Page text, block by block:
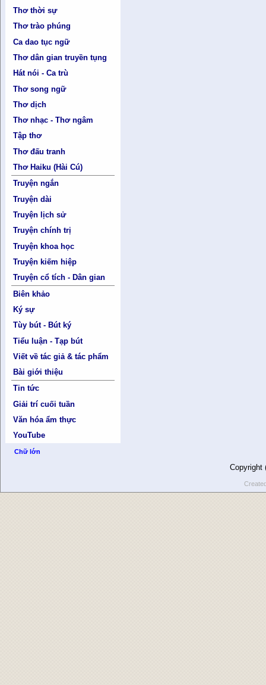
Thơ thời sự
Thơ trào phúng
Ca dao tục ngữ
Thơ dân gian truyền tụng
Hát nói - Ca trù
Thơ song ngữ
Thơ dịch
Thơ nhạc - Thơ ngâm
Tập thơ
Thơ đấu tranh
Thơ Haiku (Hài Cú)
Truyện ngắn
Truyện dài
Truyện lịch sử
Truyện chính trị
Truyện khoa học
Truyện kiếm hiệp
Truyện cổ tích - Dân gian
Biên khảo
Ký sự
Tùy bút - Bút ký
Tiểu luận - Tạp bút
Viết về tác giả & tác phẩm
Bài giới thiệu
Tin tức
Giải trí cuối tuần
Văn hóa ẩm thực
YouTube
Chữ lớn
Copyright